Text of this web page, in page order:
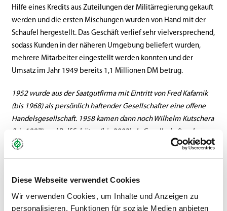
Diese Webseite verwendet Cookies
Wir verwenden Cookies, um Inhalte und Anzeigen zu
personalisieren, Funktionen für soziale Medien anbieten
Hilfe eines Kredits aus Zuteilungen der Militärregierung gekauft
werden und die ersten Mischungen wurden von Hand mit der
Schaufel hergestellt. Das Geschäft verlief sehr vielversprechend,
sodass Kunden in der näheren Umgebung beliefert wurden,
mehrere Mitarbeiter eingestellt werden konnten und der
Umsatz im Jahr 1949 bereits 1,1 Millionen DM betrug.
1952 wurde aus der Saatgutfirma mit Eintritt von Fred Kafarnik
(bis 1968) als persönlich haftender Gesellschafter eine offene
Handelsgesellschaft. 1958 kamen dann noch Wilhelm Kutschera
(bis 1997) und Rolf Schüten (bis 2003) als Gesellschafter dazu,
bis die Firma dann 1968 in eine Kommanditgesellschaft
umgewandelt wurde. Manfred Freudenberger kam 1960 nach
Vaters Siegfried Freudenberger (bis 1989) und trat 1972
ebenfalls als persönlich haftender Gesellschafter in die Firma
ein.